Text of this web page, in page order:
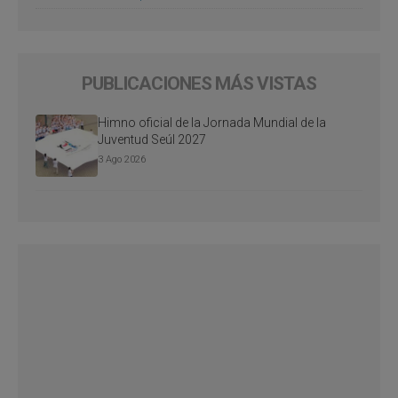
PUBLICACIONES MÁS VISTAS
Himno oficial de la Jornada Mundial de la
Juventud Seúl 2027
3 Ago 2026